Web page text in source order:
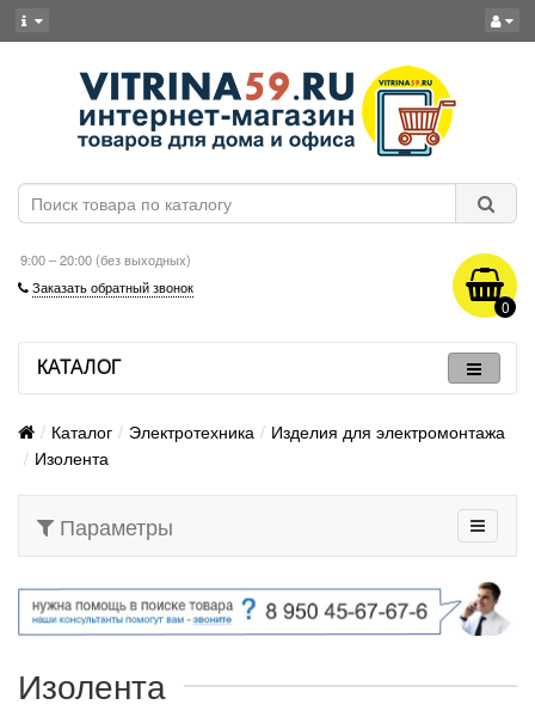
9:00 – 20:00 (без выходных)
Заказать обратный звонок
0
КАТАЛОГ
Каталог Электротехника
Изделия для электромонтажа
Изолента
Параметры
Изолента